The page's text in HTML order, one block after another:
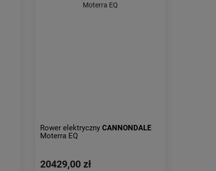
Rower elektrycznyCANNONDALE
Moterra EQ
20429,00 zł